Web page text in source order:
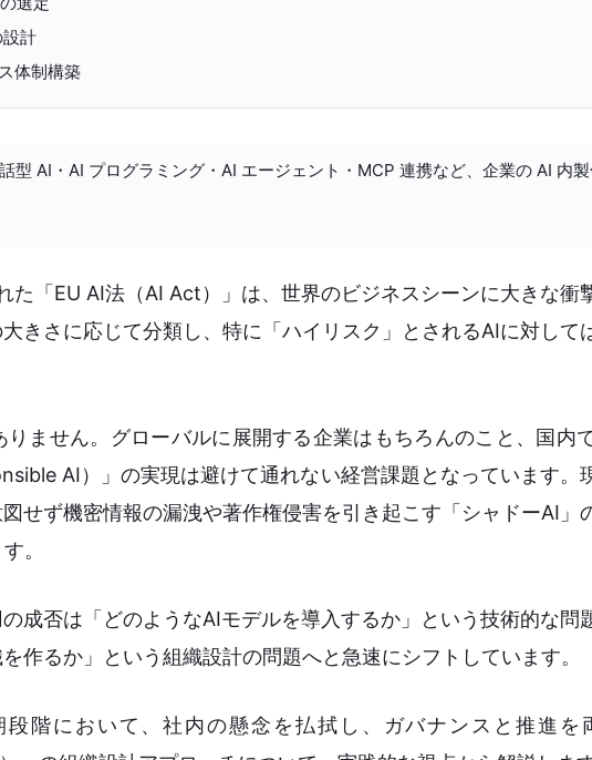
計
体制構築
型 AI・AI プログラミング・AI エージェント・MCP 連携など、企業の AI 内
た「EU AI法（AI Act）」は、世界のビジネスシーンに大きな衝
きさに応じて分類し、特に「ハイリスク」とされるAIに対して
ません。グローバルに展開する企業はもちろんのこと、国内
AI）」の実現は避けて通れない経営課題となっています。
せず機密情報の漏洩や著作権侵害を引き起こす「シャドーAI」
。
成否は「どのようなAIモデルを導入するか」という技術的な問
作るか」という組織設計の問題へと急速にシフトしています。
階において、社内の懸念を払拭し、ガバナンスと推進を